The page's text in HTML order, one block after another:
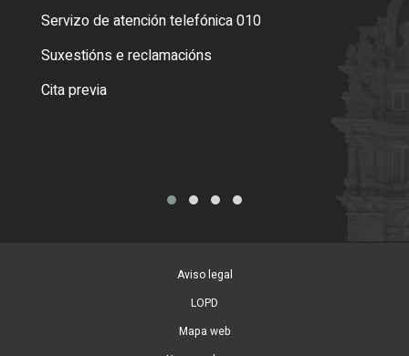
Servizo de atención telefónica 010
Suxestións e reclamacións
Cita previa
Aviso legal
LOPD
Mapa web